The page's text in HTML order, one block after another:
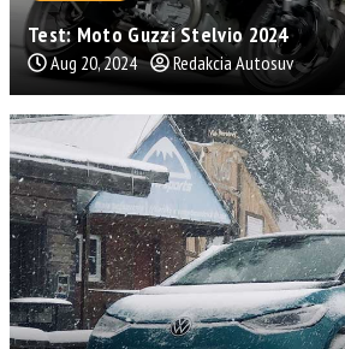
Test: Moto Guzzi Stelvio 2024
Aug 20, 2024 Redakcia Autosuv